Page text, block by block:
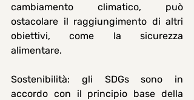
cambiamento climatico, può
ostacolare il raggiungimento di altri
obiettivi, come la sicurezza
alimentare.
Sostenibilità: gli SDGs sono in
accordo con il principio base della